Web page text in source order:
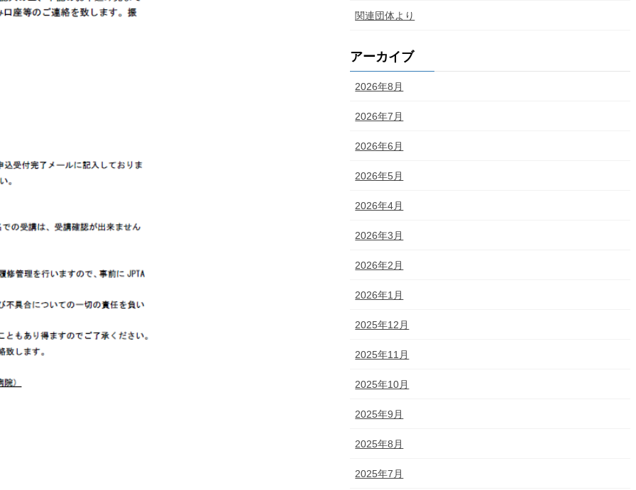
関連団体より
アーカイブ
2026年8月
2026年7月
2026年6月
2026年5月
2026年4月
2026年3月
2026年2月
2026年1月
2025年12月
2025年11月
2025年10月
2025年9月
2025年8月
2025年7月